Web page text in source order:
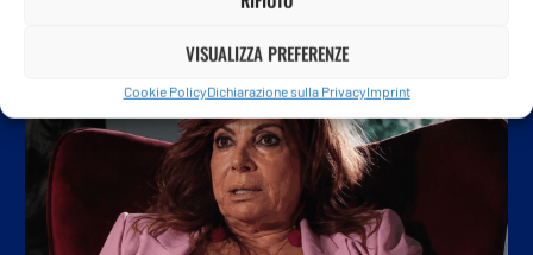
VISUALIZZA PREFERENZE
Cookie PolicyDichiarazione sulla PrivacyImprint